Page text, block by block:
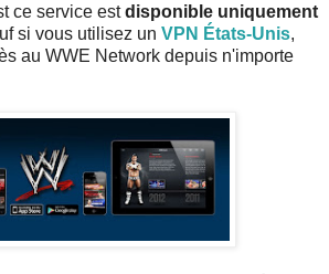
ce service estdisponible uniquement
si vous utilisez un VPN États-Unis,
au WWE Network depuis n'importe